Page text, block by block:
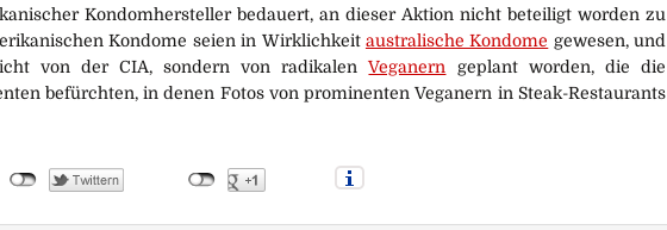
Kondomhersteller bedauert, an dieser Aktion nicht beteiligt worden zu
Kondome seien in Wirklichkeit australische Kondome gewesen, und
von der CIA, sondern von radikalenVeganern geplant worden, die die
befürchten, in denen Fotos von prominenten Veganern in Steak-Restaurants